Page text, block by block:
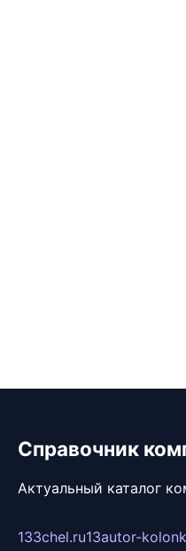
Справочник
Актуальный каталог
133chel.ru13autor-